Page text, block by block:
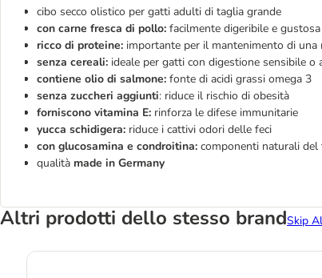
cibo secco olistico per gatti adulti di taglia grande
con carne fresca di pollo: facilmente digeribile e gustosa
ricco di proteine: importante per il mantenimento di una
senza cereali: ideale per gatti con digestione sensibile o
contiene olio di salmone: fonte di acidi grassi omega 3
senza zuccheri aggiunti: riduce il rischio di obesità
forniscono vitamina E: rinforza le difese immunitarie
yucca schidigera: riduce i cattivi odori delle feci
con glucosamina e condroitina: componenti naturali
qualità made in Germany
Altri prodotti dello stesso brandSkip